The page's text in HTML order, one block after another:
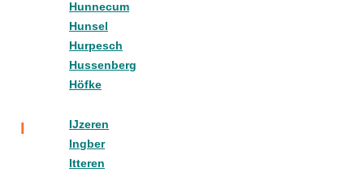
Hunnecum
Hunsel
Hurpesch
Hussenberg
Höfke
I
IJzeren
Ingber
Itteren